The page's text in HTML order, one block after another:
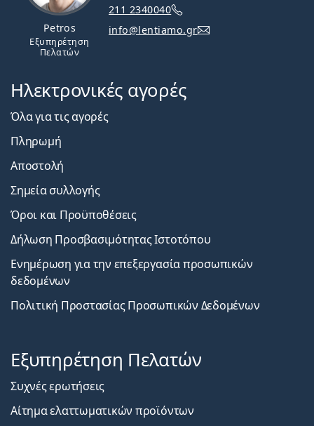
Petros
Εξυπηρέτηση
Πελατών
211 2340040
info@lentiamo.gr
Ηλεκτρονικές αγορές
Όλα για τις αγορές
Πληρωμή
Αποστολή
Σημεία συλλογής
Όροι και Προϋποθέσεις
Δήλωση Προσβασιμότητας Ιστοτόπου
Ενημέρωση για την επεξεργασία προσωπικών
δεδομένων
Πολιτική Προστασίας Προσωπικών Δεδομένων
Εξυπηρέτηση Πελατών
Συχνές ερωτήσεις
Αίτημα ελαττωματικών προϊόντων